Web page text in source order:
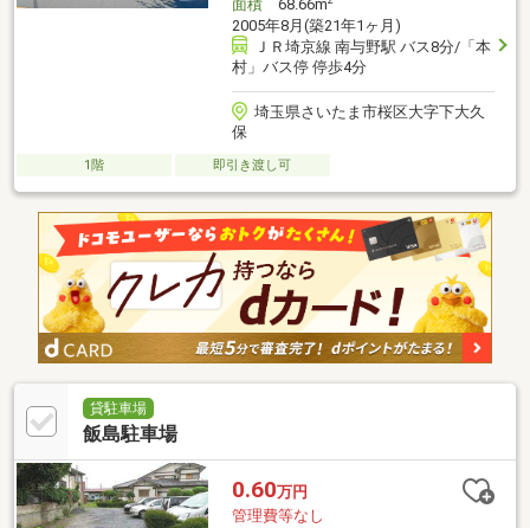
面積68.66m
2005年8月(築21年1ヶ月)
ＪＲ埼京線 南与野駅 バス8分/「本
村」バス停 停歩4分
埼玉県さいたま市桜区大字下大久
保
1階 即引き渡し可
貸駐車場
飯島駐車場
0.60万円
管理費等なし